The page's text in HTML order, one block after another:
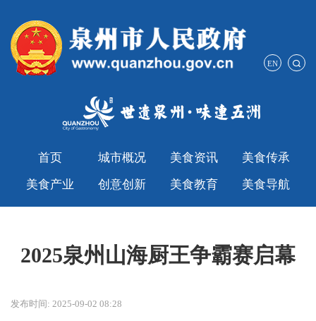
EN
首页 城市概况 美食资讯
美食传承
美食产业
创意创新 美食教育 美食导航
2025泉州山海厨王争霸赛启幕
发布时间: 2025-09-02 08:28